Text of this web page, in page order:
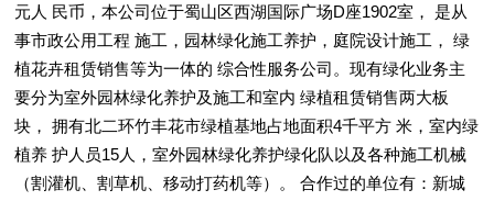
元人 民币，本公司位于蜀山区西湖国际广场D座1902室， 是从
事市政公用工程 施工，园林绿化施工养护，庭院设计施工， 绿
植花卉租赁销售等为一体的 综合性服务公司。现有绿化业务主
要分为室外园林绿化养护及施工和室内 绿植租赁销售两大板
块， 拥有北二环竹丰花市绿植基地占地面积4千平方 米，室内绿
植养 护人员15人，室外园林绿化养护绿化队以及各种施工机械
（割灌机、割草机、移动打药机等）。 合作过的单位有：新城